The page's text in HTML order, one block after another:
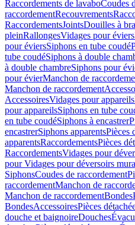
Raccordements de lavaboCoudes
raccordementRecouvrements
RaccordementsJointsDouilles à
pleinRallongesVidages pour éviers
pour éviersSiphons en tube coudé
tube coudéSiphons à double
à double chambreSiphons pour
pour évierManchon de
Manchon de raccordement
AccessoiresVidages pour appareils
pour appareilsSiphons en tube
en tube coudéSiphons à encastrer
encastrerSiphons apparentsPièces
apparentsRaccordementsPièces
RaccordementsVidages pour
pour Vidages pour déversoirs
SiphonsCoudes de raccordement
raccordementManchon de
Manchon de raccordementBondes
BondesAccessoiresPièces
douche et baignoireDouches